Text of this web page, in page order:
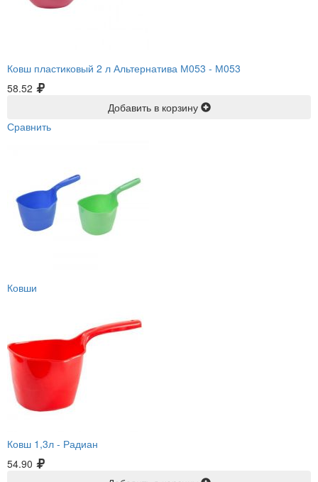
Ковш пластиковый 2 л Альтернатива М053 - М053
58.52
Добавить в корзину
Сравнить
Ковши
Ковш 1,3л - Радиан
54.90